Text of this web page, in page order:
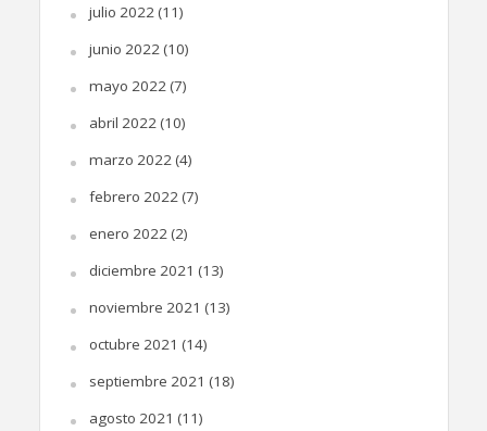
julio 2022(11)
junio 2022(10)
mayo 2022(7)
abril 2022(10)
marzo 2022(4)
febrero 2022(7)
enero 2022(2)
diciembre 2021 (13)
noviembre 2021 (13)
octubre 2021 (14)
septiembre 2021 (18)
agosto 2021 (11)